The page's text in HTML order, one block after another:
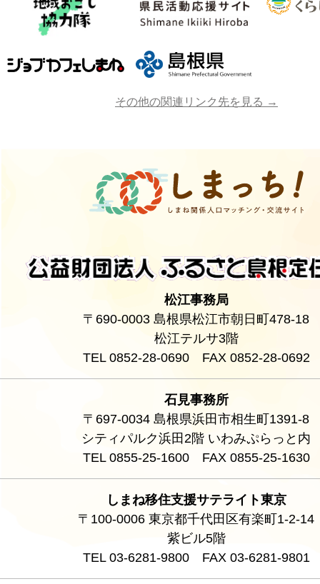
その他の関連リンク先を見る →
松江事務局
〒690-0003 島根県松江市朝日町478-18
松江テルサ3階
TEL 0852-28-0690 FAX 0852-28-0692
石見事務所
〒697-0034 島根県浜田市相生町1391-8
シティパルク浜田2階 いわみぷらっと内
TEL 0855-25-1600 FAX 0855-25-1630
しまね移住支援サテライト東京
〒100-0006 東京都千代田区有楽町1-2-14
紫ビル5階
TEL 03-6281-9800 FAX 03-6281-9801